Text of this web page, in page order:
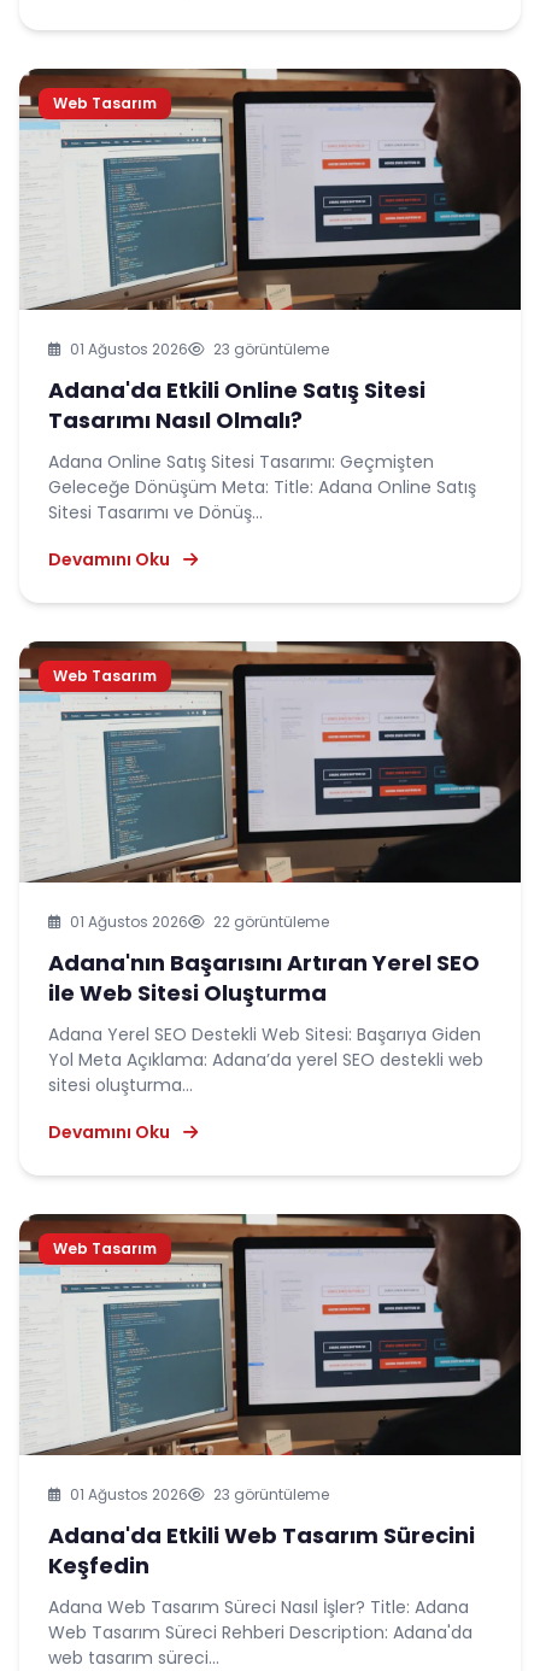
Web Tasarım
01 Ağustos 2026 23 görüntüleme
Adana'da Etkili Online Satış Sitesi
Tasarımı Nasıl Olmalı?
Adana Online Satış Sitesi Tasarımı: Geçmişten
Geleceğe Dönüşüm Meta: Title: Adana Online Satış
Sitesi Tasarımı ve Dönüş...
Devamını Oku
Web Tasarım
01 Ağustos 2026 22 görüntüleme
Adana'nın Başarısını Artıran Yerel SEO
ile Web Sitesi Oluşturma
Adana Yerel SEO Destekli Web Sitesi: Başarıya Giden
Yol Meta Açıklama: Adana’da yerel SEO destekli web
sitesi oluşturma...
Devamını Oku
Web Tasarım
01 Ağustos 2026 23 görüntüleme
Adana'da Etkili Web Tasarım Sürecini
Keşfedin
Adana Web Tasarım Süreci Nasıl İşler? Title: Adana
Web Tasarım Süreci Rehberi Description: Adana'da
web tasarım süreci...